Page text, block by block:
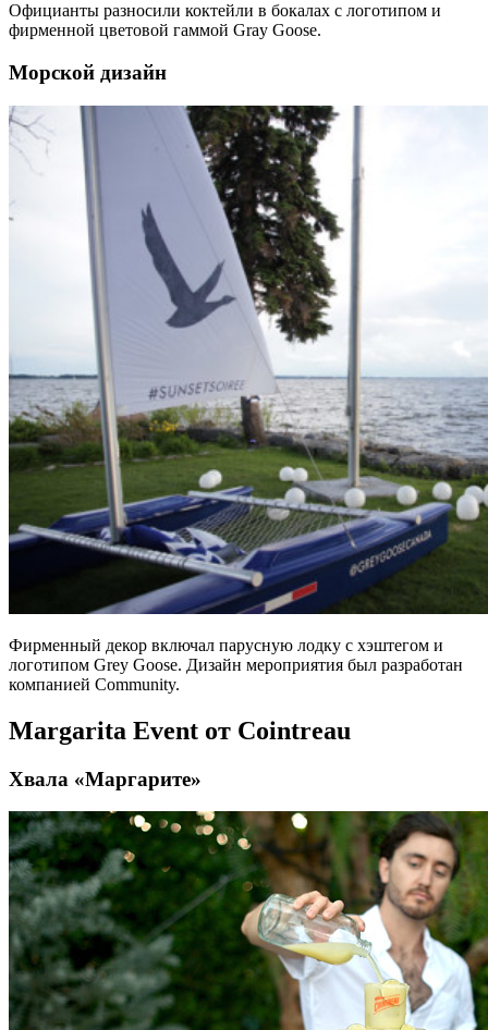
Официанты разносили коктейли в бокалах с логотипом и
фирменной цветовой гаммой Gray Goose.
Морской дизайн
Фирменный декор включал парусную лодку с хэштегом и
логотипом Grey Goose. Дизайн мероприятия был разработан
компанией Community.
Margarita Event от Cointreau
Хвала «Маргарите»